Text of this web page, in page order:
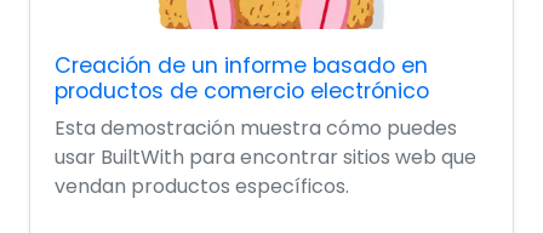
Creación de un informe basado en
productos de comercio electrónico
Esta demostración muestra cómo puedes
usar BuiltWith para encontrar sitios web que
vendan productos específicos.